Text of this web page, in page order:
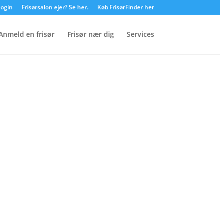
Frisørsalon ejer? Se her. Køb FrisørFinder her
en frisør Frisør nær dig Services